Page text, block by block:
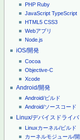
PHP Ruby
JavaScript TypeScript
HTML5 CSS3
Webアプリ
Node.js
iOS/開発
Cocoa
Objective-C
Xcode
Android/開発
Android/ビルド
Android/ソースコード
Linux/デバイスドライバ
Linuxカーネル/ビルド
カーネルモジュール/開